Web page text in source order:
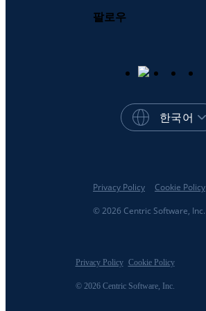
팔로우
한국어
© 2026 Centric Software, Inc.
Privacy Policy Cookie Policy
© 2026 Centric Software, Inc.
Privacy Policy Cookie Policy